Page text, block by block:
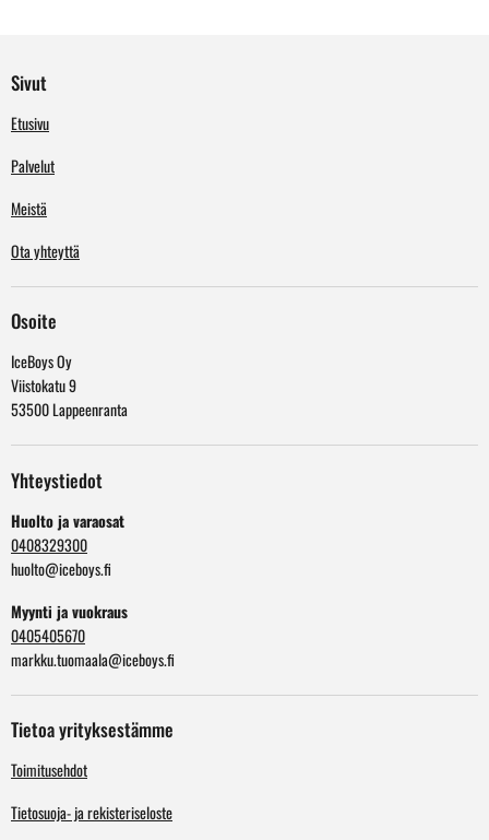
Sivut
Etusivu
Palvelut
Meistä
Ota yhteyttä
Osoite
IceBoys Oy
Viistokatu 9
53500 Lappeenranta
Yhteystiedot
Huolto ja varaosat
0408329300
huolto@iceboys.fi
Myynti ja vuokraus
0405405670
markku.tuomaala@iceboys.fi
Tietoa yrityksestämme
Toimitusehdot
Tietosuoja- ja rekisteriseloste